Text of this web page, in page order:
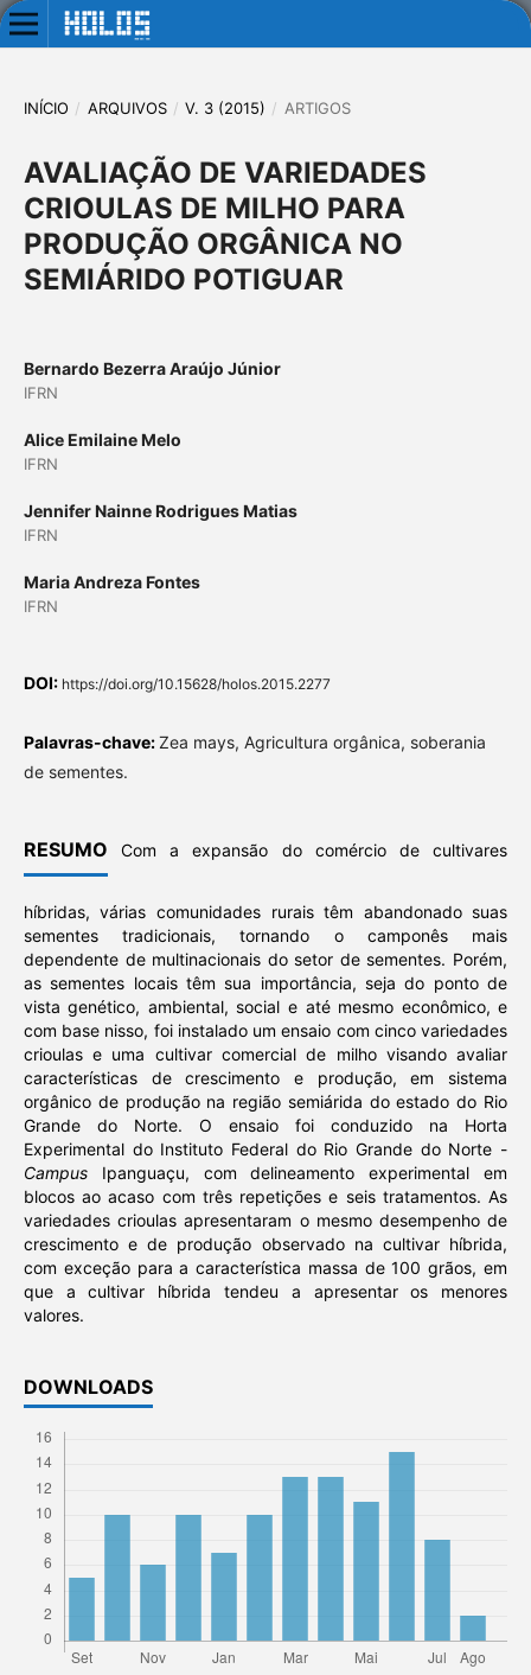
INÍCIO / ARQUIVOS / V. 3 (2015) / ARTIGOS
AVALIAÇÃO DE VARIEDADES
CRIOULAS DE MILHO PARA
PRODUÇÃO ORGÂNICA NO
SEMIÁRIDO POTIGUAR
Bernardo Bezerra Araújo Júnior
IFRN
Alice Emilaine Melo
IFRN
Jennifer Nainne Rodrigues Matias
IFRN
Maria Andreza Fontes
IFRN
DOI: https://doi.org/10.15628/holos.2015.2277
Palavras-chave:Zea mays, Agricultura orgânica, soberania
de sementes.
RESUMO Com a expansão do comércio de cultivares
híbridas, várias comunidades rurais têm abandonado suas
sementes tradicionais, tornando o camponês mais
dependente de multinacionais do setor de sementes. Porém,
as sementes locais têm sua importância, seja do ponto de
vista genético, ambiental, social e até mesmo econômico, e
com base nisso, foi instalado um ensaio com cinco variedades
crioulas e uma cultivar comercial de milho visando avaliar
características de crescimento e produção, em sistema
orgânico de produção na região semiárida do estado do Rio
Grande do Norte. O ensaio foi conduzido na Horta
Experimental do Instituto Federal do Rio Grande do Norte -
CampusIpanguaçu, com delineamento experimental em
blocos ao acaso com três repetições e seis tratamentos. As
variedades crioulas apresentaram o mesmo desempenho de
crescimento e de produção observado na cultivar híbrida,
com exceção para a característica massa de 100 grãos, em
que a cultivar híbrida tendeu a apresentar os menores
valores.
DOWNLOADS